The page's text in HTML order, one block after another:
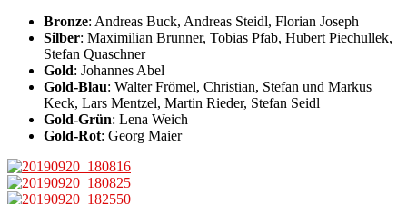
Bronze: Andreas Buck, Andreas Steidl, Florian Joseph
Silber: Maximilian Brunner, Tobias Pfab, Hubert Piechullek,
Stefan Quaschner
Gold: Johannes Abel
Gold-Blau: Walter Frömel, Christian, Stefan und Markus
Keck, Lars Mentzel, Martin Rieder, Stefan Seidl
Gold-Grün: Lena Weich
Gold-Rot: Georg Maier